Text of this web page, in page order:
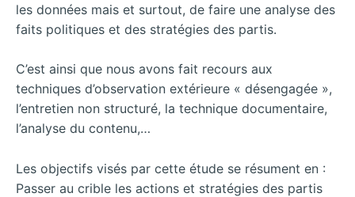
les données mais et surtout, de faire une analyse des
faits politiques et des stratégies des partis.
C’est ainsi que nous avons fait recours aux
techniques d’observation extérieure « désengagée »,
l’entretien non structuré, la technique documentaire,
l’analyse du contenu,…
Les objectifs visés par cette étude se résument en :
Passer au crible les actions et stratégies des partis